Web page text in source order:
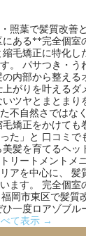
照葉で髪質改善
ある**完全個室
毛矯正に特化し
。 パサつき・う
内部から整える
がりを叶えるダ
ツヤとまとまり
不自然さではな
矯正をかけても
た」と 口コミで
髪を育てるヘ
リートメントメ
アを中心に、 髪
ます。 完全個室
岡市東区で髪質
一度ロアゾブル
て表示 →